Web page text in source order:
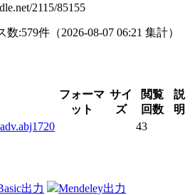
2115/85155
数:579件 （2026-08-07 06:21 集計）
フォーマ
ット
サイ
ズ
閲覧
回数
説
明
43
出力 Mendeley出力